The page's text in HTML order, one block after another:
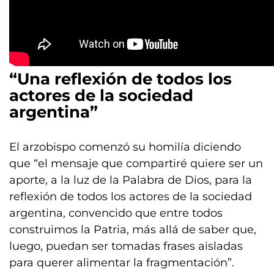
“Una reflexión de todos los
actores de la sociedad
argentina”
El arzobispo comenzó su homilía diciendo
que “el mensaje que compartiré quiere ser un
aporte, a la luz de la Palabra de Dios, para la
reflexión de todos los actores de la sociedad
argentina, convencido que entre todos
construimos la Patria, más allá de saber que,
luego, puedan ser tomadas frases aisladas
para querer alimentar la fragmentación”.